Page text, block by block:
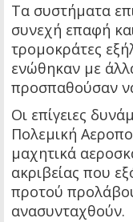
Τα συστήματα
συνεχή επαφή
τρομοκράτες
ενώθηκαν με
προσπαθούσαν
Οι επίγειες
Πολεμική
μαχητικά
ακριβείας που
προτού
ανασυνταχθούν.